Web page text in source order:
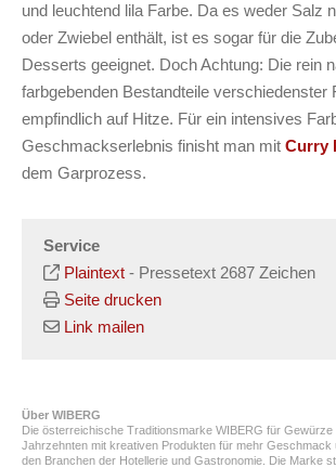
und leuchtend lila Farbe. Da es weder Salz
oder Zwiebel enthält, ist es sogar für die
Desserts geeignet. Doch Achtung: Die rein
farbgebenden Bestandteile verschiedenster
empfindlich auf Hitze. Für ein intensives
Geschmackserlebnis finisht man mit Curry
dem Garprozess.
Service
Plaintext - Pressetext 2687 Zeichen
Seite drucken
Link mailen
Über WIBERG
Die österreichische Traditionsmarke WIBERG für
Jahrzehnten mit kreativen Produkten für mehr Geschmack
den Branchen der Hotellerie und Gastronomie. Die Marke